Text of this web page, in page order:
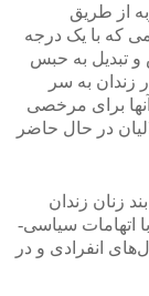
از طریق
که با یک درجه
تبدیل به حبس
در زندان به سر
برای مرخصی
در حال حاضر
زنان زندان
اتهامات سیاسی-
انفرادی و در